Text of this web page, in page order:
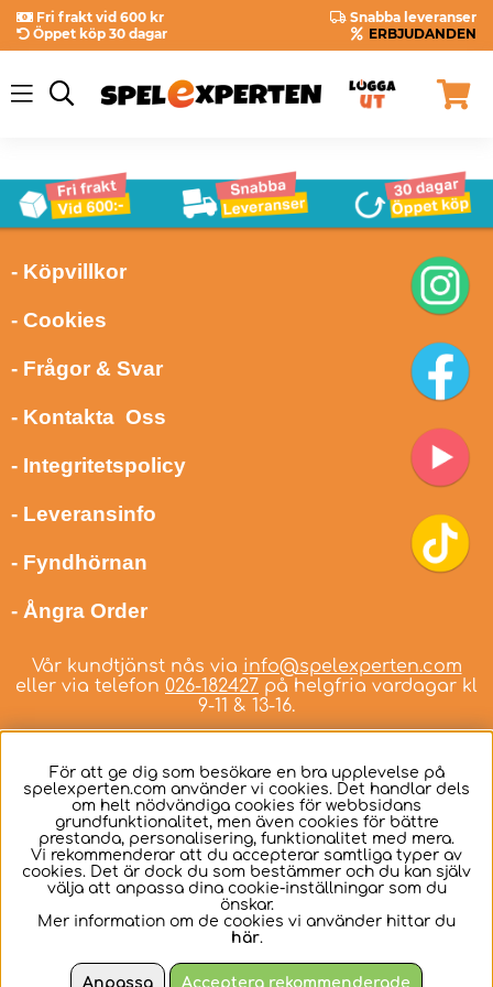
Fri frakt vid 600 kr
Snabba leveranser
Öppet köp 30 dagar
ERBJUDANDEN
- Köpvillkor
- Cookies
- Frågor & Svar
- Kontakta Oss
- Integritetspolicy
- Leveransinfo
- Fyndhörnan
- Ångra Order
Vår kundtjänst nås via info@spelexperten.com
eller via telefon 026-182427 på helgfria vardagar kl
9-11 & 13-16.
Svenska
För att ge dig som besökare en bra upplevelse på
spelexperten.com använder vi cookies. Det handlar dels
om helt nödvändiga cookies för webbsidans
grundfunktionalitet, men även cookies för bättre
prestanda, personalisering, funktionalitet med mera.
Vi rekommenderar att du accepterar samtliga typer av
cookies. Det är dock du som bestämmer och du kan själv
välja att anpassa dina cookie-inställningar som du
önskar.
Mer information om de cookies vi använder hittar du
här.
Anpassa Acceptera rekommenderade